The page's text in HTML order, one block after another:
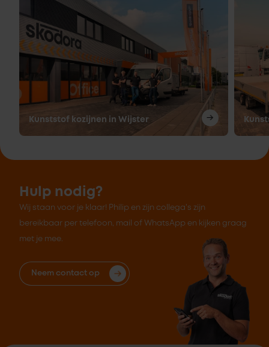
Kunststof kozijnen in Wijster
Hulp nodig?
Wij staan voor je klaar! Philip en zijn collega's zijn
bereikbaar per telefoon, mail of WhatsApp en kijken graag
met je mee.
Neem contact op